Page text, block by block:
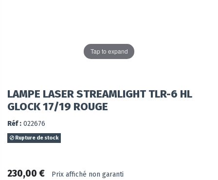
Tap to expand
LAMPE LASER STREAMLIGHT TLR-6 HL
GLOCK 17/19 ROUGE
Réf : 022676
Rupture de stock
230,00 € Prix affiché non garanti